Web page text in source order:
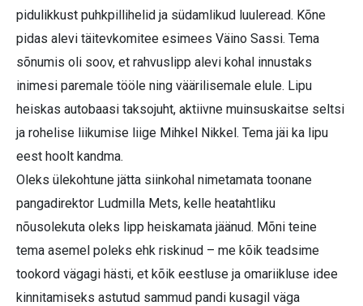
pidulikkust puhkpillihelid ja südamlikud luuleread. Kõne
pidas alevi täitevkomitee esimees Väino Sassi. Tema
sõnumis oli soov, et rahvuslipp alevi kohal innustaks
inimesi paremale tööle ning väärilisemale elule. Lipu
heiskas autobaasi taksojuht, aktiivne muinsuskaitse seltsi
ja rohelise liikumise liige Mihkel Nikkel. Tema jäi ka lipu
eest hoolt kandma.
Oleks ülekohtune jätta siinkohal nimetamata toonane
pangadirektor Ludmilla Mets, kelle heatahtliku
nõusolekuta oleks lipp heiskamata jäänud. Mõni teine
tema asemel poleks ehk riskinud – me kõik teadsime
tookord vägagi hästi, et kõik eestluse ja omariikluse idee
kinnitamiseks astutud sammud pandi kusagil väga